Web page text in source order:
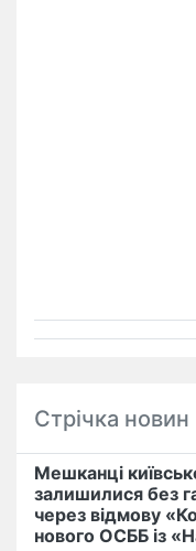
Стрічка новин
Мешканці
залишилися без
через відмову
нового ОСББ із